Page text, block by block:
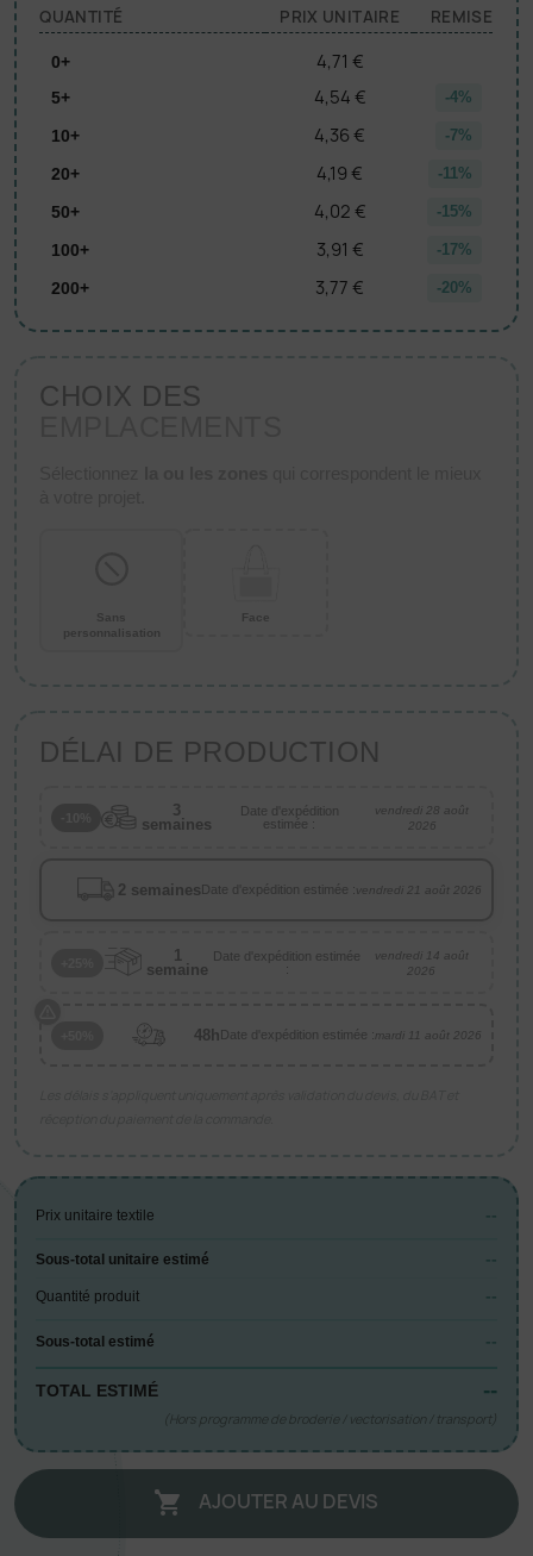
QUANTITÉ PRIX UNITAIRE REMISE
0+ 4,71 €
5+ 4,54 € -4%
10+ 4,36 € -7%
20+ 4,19 € -11%
50+ 4,02 € -15%
100+ 3,91 € -17%
200+ 3,77 € -20%
CHOIX DES
Sans
personnalisation
Face
DÉLAI DE PRODUCTION
3
semaines
Date d'expédition
estimée :
vendredi 28 août
2026
2 semaines Date d'expédition estimée :vendredi 21 août 2026
1
semaine
Date d'expédition estimée
:
vendredi 14 août
2026
48h Date d'expédition estimée :mardi 11 août 2026
Prix unitaire textile --
Sous-total unitaire estimé --
Quantité produit --
Sous-total estimé --
TOTAL ESTIMÉ --
(Hors programme de broderie / vectorisation / transport)
 AJOUTER AU DEVIS